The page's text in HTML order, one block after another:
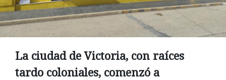
La ciudad de Victoria, con raíces
tardo coloniales, comenzó a